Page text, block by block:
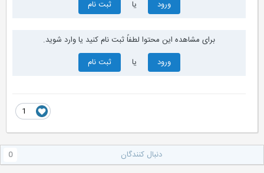
ورود
ثبت نام
برای مشاهده این محتوا لطفاً ثبت نام کنید یا وارد شوید.
ورود
ثبت نام
دنبال کنندگان